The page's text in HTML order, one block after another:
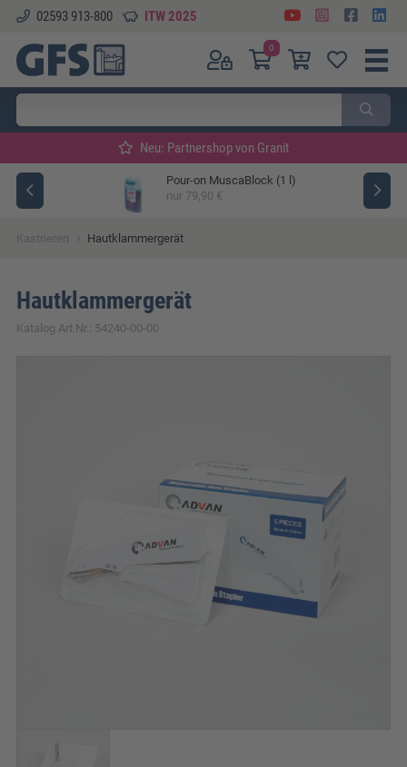
02593 913-800 ITW 2025
0
Neu: Partnershop von Granit
Pour-on MuscaBlock (1 l)
nur 79,90 €
Kastrieren Hautklammergerät
Hautklammergerät
Katalog Art.Nr.: 54240-00-00